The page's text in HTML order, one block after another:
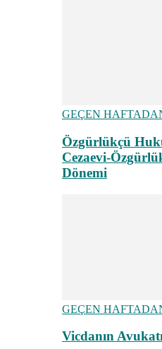
GEÇEN
Özgürlükçü
Cezaevi-
Dönemi
GEÇEN
Vicdanın